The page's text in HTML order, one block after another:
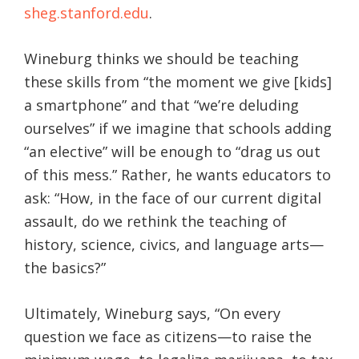
sheg.stanford.edu.
Wineburg thinks we should be teaching
these skills from “the moment we give [kids]
a smartphone” and that “we’re deluding
ourselves” if we imagine that schools adding
“an elective” will be enough to “drag us out
of this mess.” Rather, he wants educators to
ask: “How, in the face of our current digital
assault, do we rethink the teaching of
history, science, civics, and language arts—
the basics?”
Ultimately, Wineburg says, “On every
question we face as citizens—to raise the